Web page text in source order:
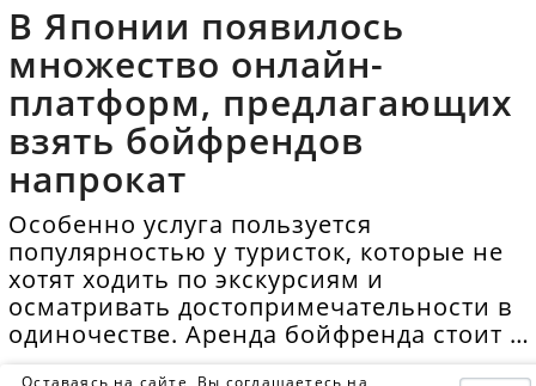
В Японии появилось
множество онлайн-
платформ, предлагающих
взять бойфрендов
напрокат
Особенно услуга пользуется
популярностью у туристок, которые не
хотят ходить по экскурсиям и
осматривать достопримечательности в
одиночестве. Аренда бойфренда стоит в
Оставаясь на сайте, Вы соглашаетесь на